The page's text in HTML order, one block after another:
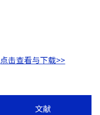
点击查看与下载>>
文献